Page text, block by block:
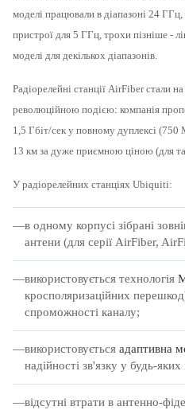
моделі працювали в діапазоні 24
пристрої для 5 ГГц, трохи пізніше -
моделі для декількох діапазонів.
Радіорелейні станції AirFiber стали
революційною подією: компанія
1,5 Гбіт/сек у повному дуплексі (750
13 км за дуже приємною ціною (для
У радіорелейних станціях Ubiquiti:
в одному корпусі зібрані
антени (для серії AirFiber,
використовується технологія
кросполяризаційних
спроможності каналу;
використовується адаптивна
надійності зв'язку у будь-
відсутні втрати в антенно-